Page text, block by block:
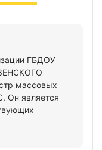
ГБДОУ
массовых
Он является